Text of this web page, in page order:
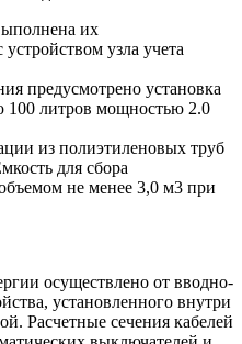
их
узла учета
предусмотрено установка
100 литров мощностью 2.0
из полиэтиленовых труб
для сбора
не менее 3,0 м3 при
осуществлено от вводно-
установленного внутри
Расчетные сечения кабелей